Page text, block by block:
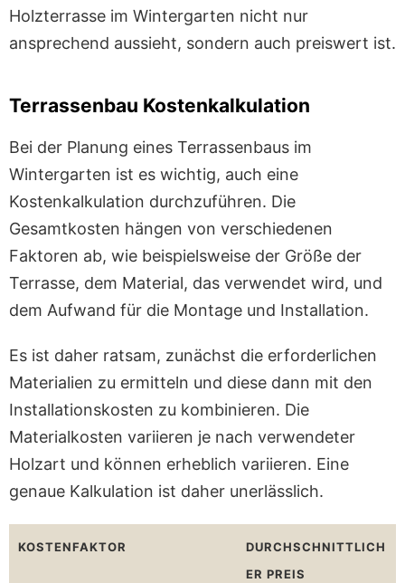
Holzterrasse im Wintergarten nicht nur
ansprechend aussieht, sondern auch preiswert ist.
Terrassenbau Kostenkalkulation
Bei der Planung eines Terrassenbaus im
Wintergarten ist es wichtig, auch eine
Kostenkalkulation durchzuführen. Die
Gesamtkosten hängen von verschiedenen
Faktoren ab, wie beispielsweise der Größe der
Terrasse, dem Material, das verwendet wird, und
dem Aufwand für die Montage und Installation.
Es ist daher ratsam, zunächst die erforderlichen
Materialien zu ermitteln und diese dann mit den
Installationskosten zu kombinieren. Die
Materialkosten variieren je nach verwendeter
Holzart und können erheblich variieren. Eine
genaue Kalkulation ist daher unerlässlich.
KOSTENFAKTOR
DURCHSCHNITTLICH
ER PREIS